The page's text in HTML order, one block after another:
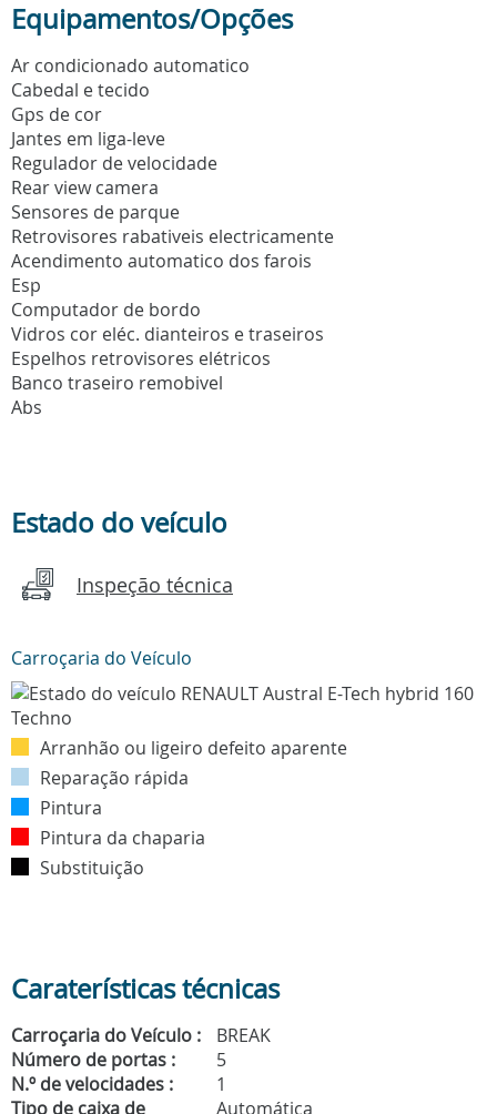
Equipamentos/Opções
Ar condicionado automatico
Cabedal e tecido
Gps de cor
Jantes em liga-leve
Regulador de velocidade
Rear view camera
Sensores de parque
Retrovisores rabativeis electricamente
Acendimento automatico dos farois
Esp
Computador de bordo
Vidros cor eléc. dianteiros e traseiros
Espelhos retrovisores elétricos
Banco traseiro remobivel
Abs
Estado do veículo
Inspeção técnica
Carroçaria do Veículo
Arranhão ou ligeiro defeito aparente
Reparação rápida
Pintura
Pintura da chaparia
Substituição
Caraterísticas técnicas
Carroçaria do Veículo :
BREAK
Número de portas :
5
N.º de velocidades :
1
Tipo de caixa de
Automática